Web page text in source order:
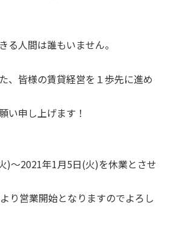
る人間は誰もいません。
、皆様の賃貸経営を１歩先に進め
い申し上げます！
)～2021年1月5日(火)を休業とさせ
り営業開始となりますのでよろし